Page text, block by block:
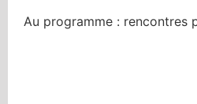
Au programme : rencontres